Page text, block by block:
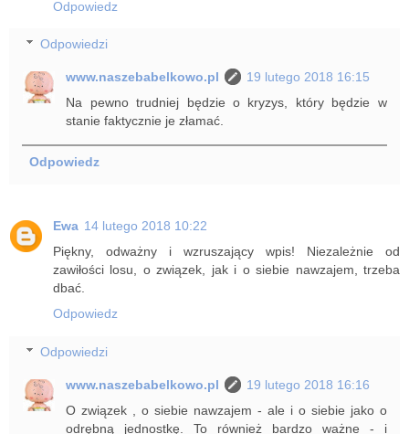
Odpowiedz
Odpowiedzi
www.naszebabelkowo.pl
19 lutego 2018 16:15
Na pewno trudniej będzie o kryzys, który będzie w
stanie faktycznie je złamać.
Odpowiedz
Ewa 14 lutego 2018 10:22
Piękny, odważny i wzruszający wpis! Niezależnie od
zawiłości losu, o związek, jak i o siebie nawzajem, trzeba
dbać.
Odpowiedz
Odpowiedzi
www.naszebabelkowo.pl
19 lutego 2018 16:16
O związek , o siebie nawzajem - ale i o siebie jako o
odrębną jednostkę. To również bardzo ważne - i